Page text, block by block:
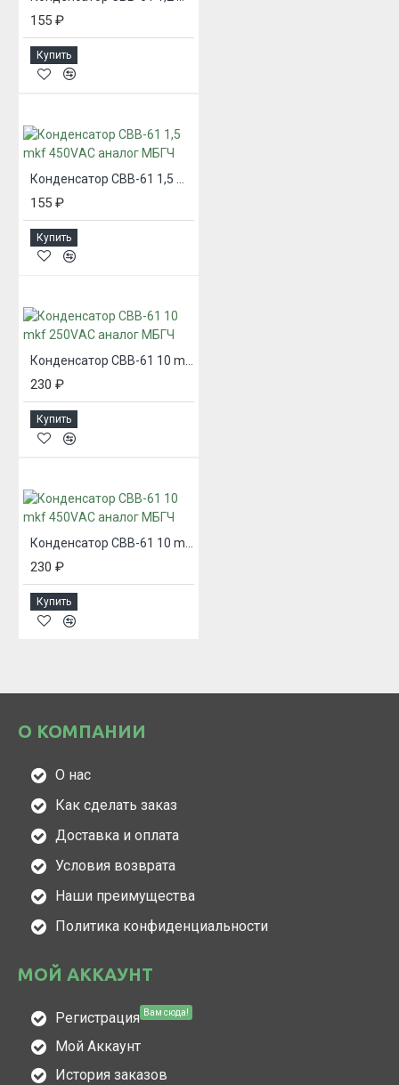
155 ₽
Купить
155 ₽
Купить
Конденсатор CBB-61 10 mkf 250VАС аналог МБГЧ
230 ₽
Купить
Конденсатор CBB-61 10 mkf 450VАС аналог МБГЧ
230 ₽
Купить
О КОМПАНИИ
О нас
Как сделать заказ
Доставка и оплата
Условия возврата
Наши преимущества
Политика конфиденциальности
МОЙ АККАУНТ
Регистрация Вам сюда!
Мой Аккаунт
История заказов